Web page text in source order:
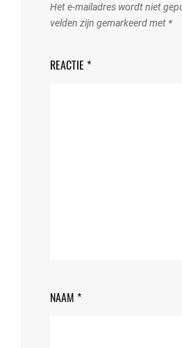
Het e-mailadres wordt niet
velden zijn gemarkeerd met *
REACTIE *
NAAM *